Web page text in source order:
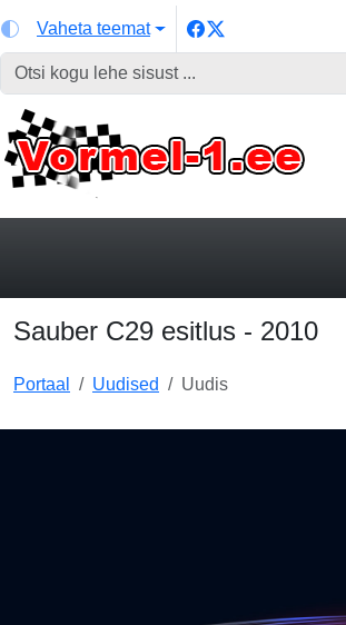
Vaheta teemat
Sauber C29 esitlus - 2010
Portaal Uudised Uudis